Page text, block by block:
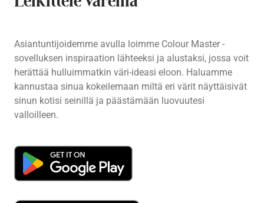
Asiantuntijoidemme avulla loimme Colour Master -
sovelluksen inspiraation lähteeksi ja alustaksi, jossa voit
herättää hulluimmatkin väri-ideasi eloon. Haluamme
kannustaa sinua kokeilemaan miltä eri värit näyttäisivät
sinun kotisi seinillä ja päästämään luovuutesi
valloilleen.